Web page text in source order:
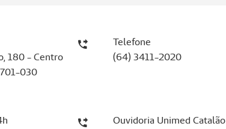
180 - Centro
030
Telefone
(64) 3411-2020
Ouvidoria Unimed Catalão